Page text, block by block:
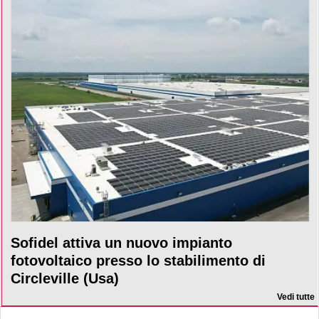
Sofidel attiva un nuovo impianto
fotovoltaico presso lo stabilimento di
Circleville (Usa)
Vedi tutte